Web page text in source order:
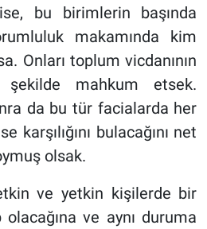
bu birimlerin başında
makamında kim
Onları toplum vicdanının
mahkum etsek.
da bu tür facialarda her
karşılığını bulacağını net
olsak.
ve yetkin kişilerde bir
ve aynı duruma